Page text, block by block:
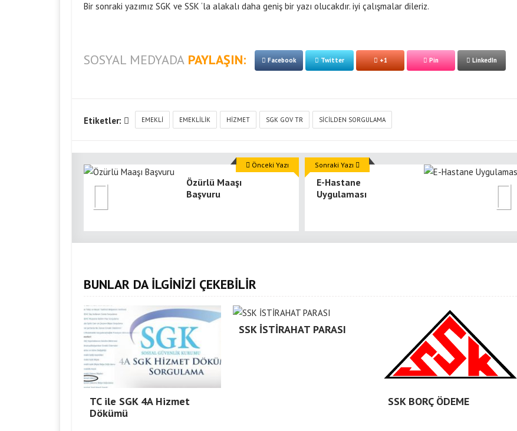
Bir sonraki yazımız SGK ve SSK ‘la alakalı daha geniş bir yazı olucakdır. iyi çalışmalar dileriz.
SOSYAL MEDYADA PAYLAŞIN: Facebook Twitter +1 Pin LinkedIn
Etiketler: EMEKLI EMEKLILIK HIZMET SGK GOV TR SICILDEN SORGULAMA
Özürlü Maaşı
Başvuru
Önceki Yazı
E-Hastane
Uygulaması
Sonraki Yazı
BUNLAR DA İLGİNİZİ ÇEKEBİLİR
TC ile SGK 4A Hizmet
Dökümü
SSK İSTİRAHAT PARASI
SSK BORÇ ÖDEME